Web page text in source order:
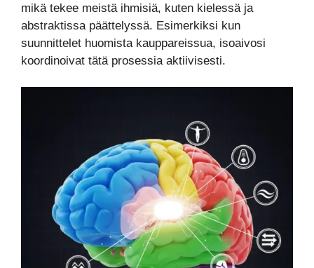
mikä tekee meistä ihmisiä, kuten kielessä ja
abstraktissa päättelyssä. Esimerkiksi kun
suunnittelet huomista kauppareissua, isoaivosi
koordinoivat tätä prosessia aktiivisesti.